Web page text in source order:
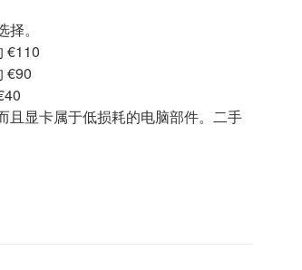
。
€110
€90
且显卡属于低损耗的电脑部件。二手